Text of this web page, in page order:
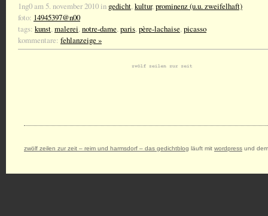
1ng0 am 5. november 2010 in gedicht,kultur,prominenz (u.u. zweifelhaft)
foto: 14945397@n00
tags: kunst,malerei,notre-dame,paris,père-lachaise,picasso
kommentare: fehlanzeige »
zwölf zeilen zur zeit – reim und harmsdorf – das gedichtblog läuft mit wordpress und